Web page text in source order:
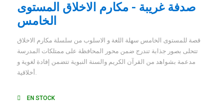
صدفة غريبة - مكارم الاخلاق المستوى
الخامس
قصة للمستوى الخامس سهلة اللغة و الاسلوب من سلسلة مكارم الاخلاق
تتحلى بصور جذابة تندرج ضمن محور المحافظة على ممتلكات المدرسة
مدعمة بشواهد من القرآن الكريم والسنة النبوية تتضمن إفادة لغوية و
أخلاقية.
EN STOCK